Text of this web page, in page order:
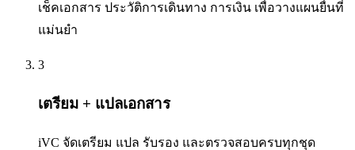
เช็คเอกสาร ประวัติการเดินทาง การเงิน เพื่อวางแผนยื่นที่
แม่นยำ
3
เตรียม + แปลเอกสาร
iVC จัดเตรียม แปล รับรอง และตรวจสอบครบทุกชุด